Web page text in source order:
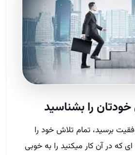
برسید، تمام تلاش خود را
که در آن کار میکنید را به خوبی